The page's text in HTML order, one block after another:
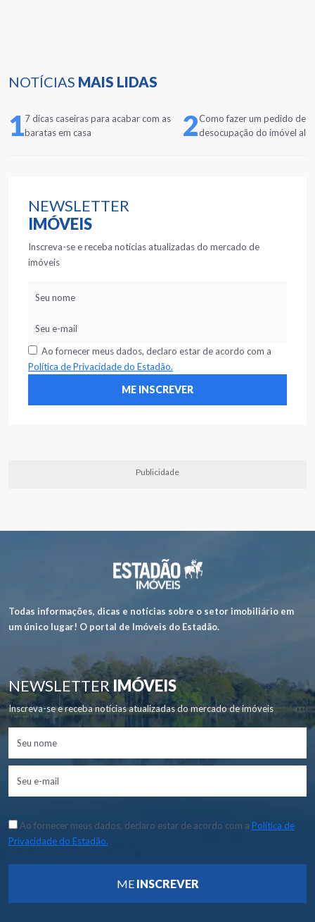
NOTÍCIAS MAIS LIDAS
17 dicas caseiras para acabar com as
baratas em casa
2Como fazer um pedido de
desocupação do imóvel
NEWSLETTER
IMÓVEIS
Inscreva-se e receba notícias atualizadas do mercado de
imóveis
Ao fornecer meus dados, declaro estar de acordo com a
Política de Privacidade do Estadão.
Publicidade
Todas informações, dicas e notícias sobre o setor imobiliário em
um único lugar! O portal de Imóveis do Estadão.
NEWSLETTERIMÓVEIS
Inscreva-se e receba notícias atualizadas do mercado de imóveis
Ao fornecer meus dados, declaro estar de acordo com a Política de
Privacidade do Estadão.
ME INSCREVER